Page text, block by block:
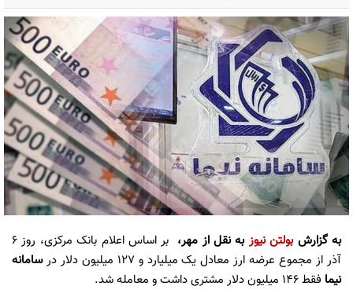
به گزارشبولتن نیوز به نقل از مهر،
بر اساس اعلام بانک مرکزی، روز ۶
آذر از مجموع عرضه ارز معادل یک میلیارد و ۱۲۷ میلیون دلار در
سامانه
نیما فقط ۱۴۶ میلیون دلار مشتری داشت و معامله شد.